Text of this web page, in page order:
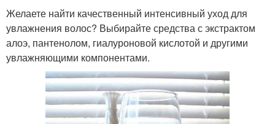
Желаете найти качественный интенсивный уход для
увлажнения волос? Выбирайте средства с экстрактом
алоэ, пантенолом, гиалуроновой кислотой и другими
увлажняющими компонентами.